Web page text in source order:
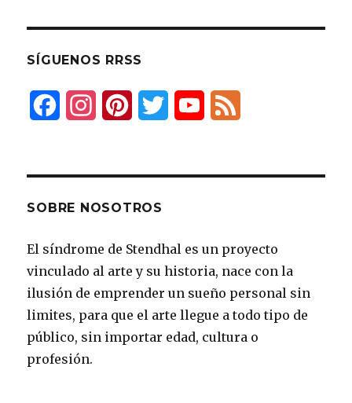
SÍGUENOS RRSS
o
o
k
g
a
m
r
s
t
e
b
SOBRE NOSOTROS
El síndrome de Stendhal es un proyecto
vinculado al arte y su historia, nace con la
ilusión de emprender un sueño personal sin
limites, para que el arte llegue a todo tipo de
público, sin importar edad, cultura o
profesión.